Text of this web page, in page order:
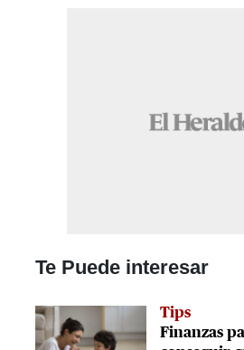
Te Puede interesar
Tips
Finanzas